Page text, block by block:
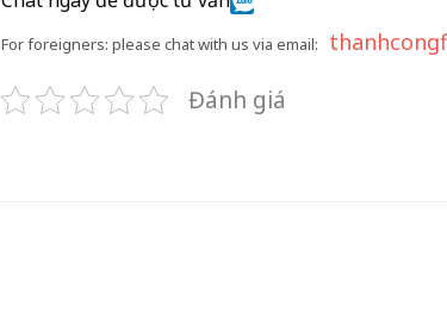
For foreigners: please chat with us via email:
Đánh giá